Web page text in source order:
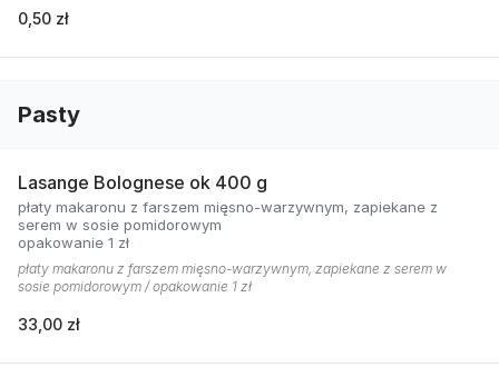
0,50 zł
Pasty
Lasange Bolognese ok 400 g
płaty makaronu z farszem mięsno-warzywnym, zapiekane z
serem w sosie pomidorowym
opakowanie 1 zł
płaty makaronu z farszem mięsno-warzywnym, zapiekane z serem w
sosie pomidorowym / opakowanie 1 zł
33,00 zł